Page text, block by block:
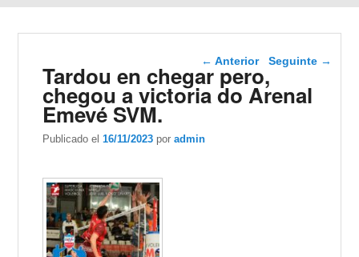
Navegador de artigos
← Anterior Seguinte →
Tardou en chegar pero,
chegou a victoria do Arenal
Emevé SVM.
Publicado el16/11/2023 poradmin